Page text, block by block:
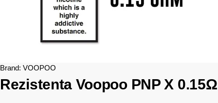
Brand: VOOPOO
Rezistenta Voopoo PNP X 0.15Ω